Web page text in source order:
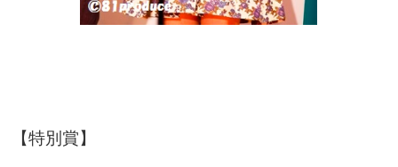
【特別賞】